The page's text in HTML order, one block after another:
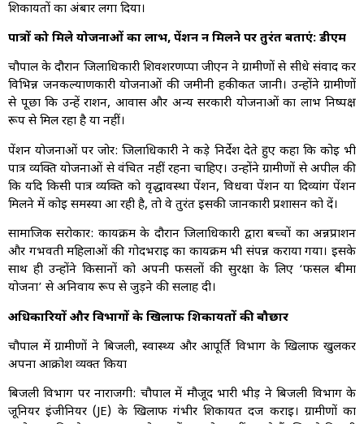
शिकायतों का अंबार लगा दिया।
पात्रों को मिले योजनाओं का लाभ, पेंशन न मिलने पर तुरंत बताएं: डीएम
चौपाल के दौरान जिलाधिकारी शिवशरणप्पा जीएन ने ग्रामीणों से सीधे संवाद कर
विभिन्न जनकल्याणकारी योजनाओं की जमीनी हकीकत जानी। उन्होंने ग्रामीणों
से पूछा कि उन्हें राशन, आवास और अन्य सरकारी योजनाओं का लाभ निष्पक्ष
रूप से मिल रहा है या नहीं।
पेंशन योजनाओं पर जोर: जिलाधिकारी ने कड़े निर्देश देते हुए कहा कि कोई भी
पात्र व्यक्ति योजनाओं से वंचित नहीं रहना चाहिए। उन्होंने ग्रामीणों से अपील की
कि यदि किसी पात्र व्यक्ति को वृद्धावस्था पेंशन, विधवा पेंशन या दिव्यांग पेंशन
मिलने में कोई समस्या आ रही है, तो वे तुरंत इसकी जानकारी प्रशासन को दें।
सामाजिक सरोकार: कार्यक्रम के दौरान जिलाधिकारी द्वारा बच्चों का अन्नप्राशन
और गर्भवती महिलाओं की गोदभराई का कार्यक्रम भी संपन्न कराया गया। इसके
साथ ही उन्होंने किसानों को अपनी फसलों की सुरक्षा के लिए ‘फसल बीमा
योजना’ से अनिवार्य रूप से जुड़ने की सलाह दी।
अधिकारियों और विभागों के खिलाफ शिकायतों की बौछार
चौपाल में ग्रामीणों ने बिजली, स्वास्थ्य और आपूर्ति विभाग के खिलाफ खुलकर
अपना आक्रोश व्यक्त किया
बिजली विभाग पर नाराजगी: चौपाल में मौजूद भारी भीड़ ने बिजली विभाग के
जूनियर इंजीनियर (JE) के खिलाफ गंभीर शिकायत दर्ज कराई। ग्रामीणों का